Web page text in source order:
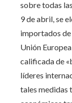
sobre todas
9 de abril, se
importados de
Unión
calificada de
líderes
tales medidas